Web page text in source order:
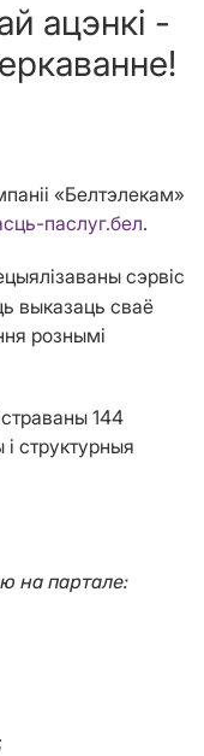
ацэнкі -
«Белтэлекам»
паслуг.бел.
сэрвіс
выказаць сваё
рознымі
144
структурныя
на партале: